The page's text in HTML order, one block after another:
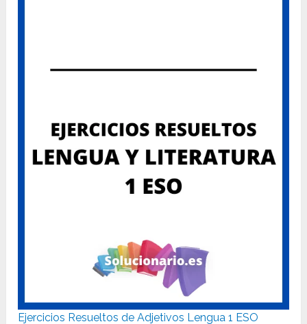
Ejercicios Resueltos de Adjetivos Lengua 1 ESO